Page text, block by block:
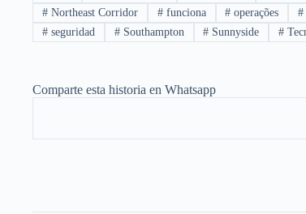
#Northeast Corridor #funciona # operações #
#seguridad #Southampton # Sunnyside #
Comparte esta historia en Whatsapp